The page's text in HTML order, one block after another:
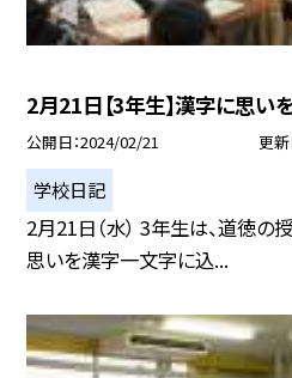
2月21日【3年生】漢字に思いを
公開日 2024/02/21 更
学校日記
2月21日（水） 3年生は、道徳の
思いを漢字一文字に込...